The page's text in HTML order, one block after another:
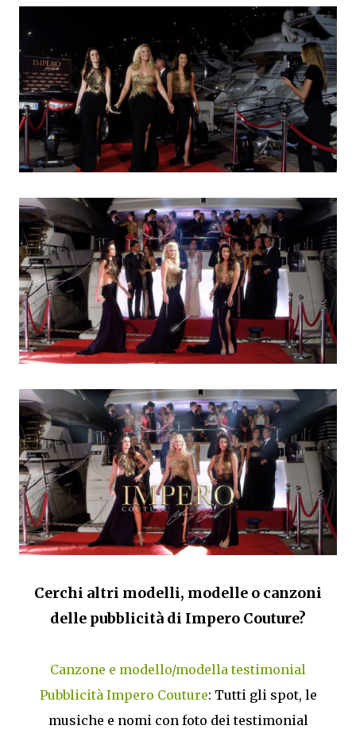
Cerchi altri modelli, modelle o canzoni
delle pubblicità di Impero Couture?
Canzone e modello/modella testimonial
Pubblicità Impero Couture: Tutti gli spot, le
musiche e nomi con foto dei testimonial